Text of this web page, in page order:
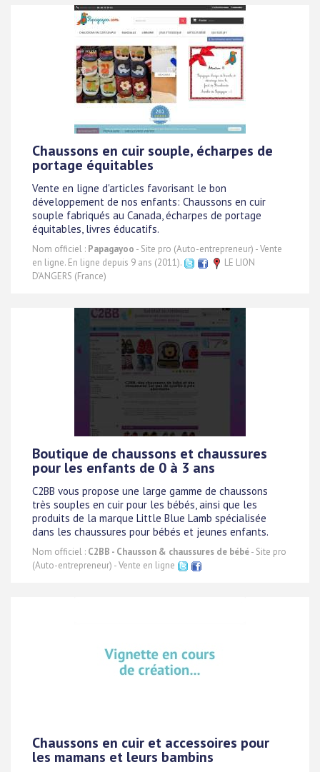
Chaussons en cuir souple, écharpes de
portage équitables
Vente en ligne d'articles favorisant le bon
développement de nos enfants: Chaussons en cuir
souple fabriqués au Canada, écharpes de portage
équitables, livres éducatifs.
Nom officiel : Papagayoo - Site pro (Auto-entrepreneur) - Vente
en ligne. En ligne depuis 9 ans (2011).
LE LION
D'ANGERS (France)
Boutique de chaussons et chaussures
pour les enfants de 0 à 3 ans
C2BB vous propose une large gamme de chaussons
très souples en cuir pour les bébés, ainsi que les
produits de la marque Little Blue Lamb spécialisée
dans les chaussures pour bébés et jeunes enfants.
Nom officiel : C2BB - Chausson & chaussures de bébé- Site pro
(Auto-entrepreneur) - Vente en ligne
Chaussons en cuir et accessoires pour
les mamans et leurs bambins